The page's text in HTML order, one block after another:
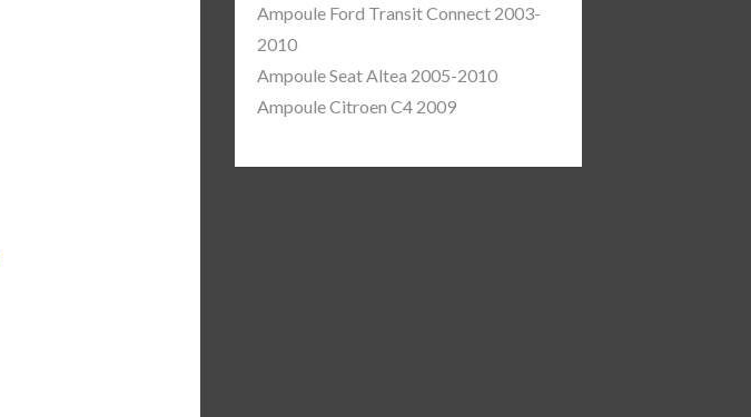
Ampoule Ford Transit Connect 2003-
2010
Ampoule Seat Altea 2005-2010
Ampoule Citroen C4 2009